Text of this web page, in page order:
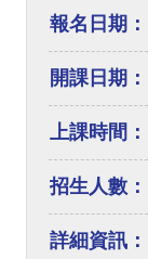
報名日期：
開課日期：
上課時間：
招生人數：
詳細資訊：